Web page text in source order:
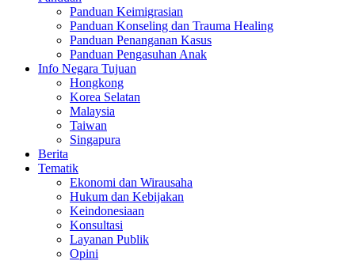
Panduan Keimigrasian
Panduan Konseling dan Trauma Healing
Panduan Penanganan Kasus
Panduan Pengasuhan Anak
Info Negara Tujuan
Hongkong
Korea Selatan
Malaysia
Taiwan
Singapura
Berita
Tematik
Ekonomi dan Wirausaha
Hukum dan Kebijakan
Keindonesiaan
Konsultasi
Layanan Publik
Opini